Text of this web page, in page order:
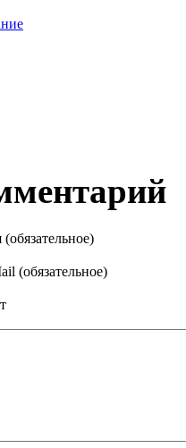
(обязательное)